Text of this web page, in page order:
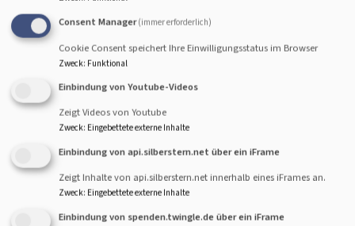
Die nächsten Termine finden Sie hier:
Di, 1.9. 14 Uhr
Ökumenischer Seniorenkreis im Haken
KaufbeurenSt. Peter und Paul Kaufbeuren
Consent Manager (immer erforderlich)
Cookie Consent speichert Ihre Einwilligungsstatus im Browser
Zweck: Funktional
Einbindung von Youtube-Videos
Zeigt Videos von Youtube
Zweck: Eingebettete externe Inhalte
Einbindung von api.silberstern.net über ein iFrame
Zeigt Inhalte von api.silberstern.net innerhalb eines iFrames an.
Zweck: Eingebettete externe Inhalte
Einbindung von spenden.twingle.de über ein iFrame